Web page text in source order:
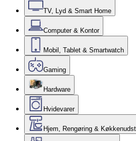
TV, Lyd & Smart Home
Computer & Kontor
Mobil, Tablet & Smartwatch
Gaming
Hardware
Hvidevarer
Hjem, Rengøring &